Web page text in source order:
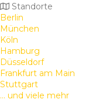
Standorte
Berlin
München
Köln
Hamburg
Düsseldorf
Frankfurt am Main
Stuttgart
... und viele mehr